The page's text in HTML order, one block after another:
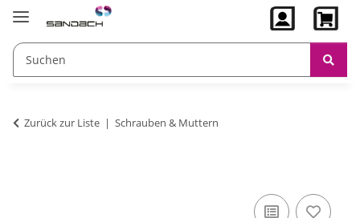
Zurück zur Liste Schrauben & Muttern